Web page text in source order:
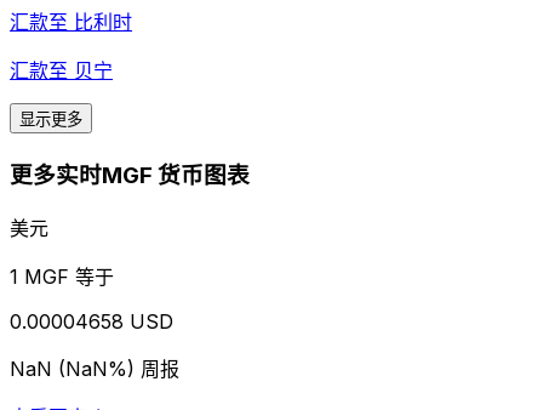
汇款至 比利时
汇款至 贝宁
显示更多
更多实时MGF 货币图表
美元
1 MGF 等于
0.00004658 USD
NaN (NaN%) 周报